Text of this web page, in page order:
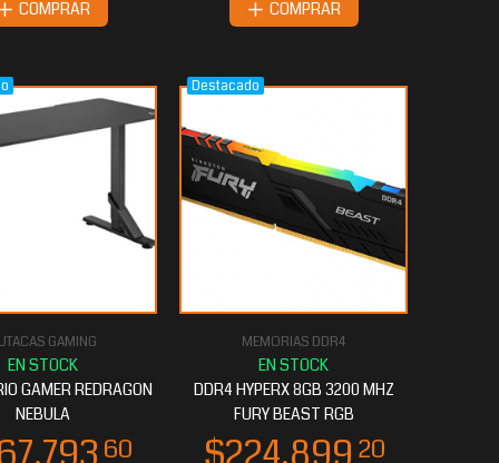
COMPRAR COMPRAR
GAMING
GAMER REDRAGON
NEBULA
Destacado
MEMORIAS DDR4
DDR4 HYPERX 8GB 3200 MHZ
FURY BEAST RGB